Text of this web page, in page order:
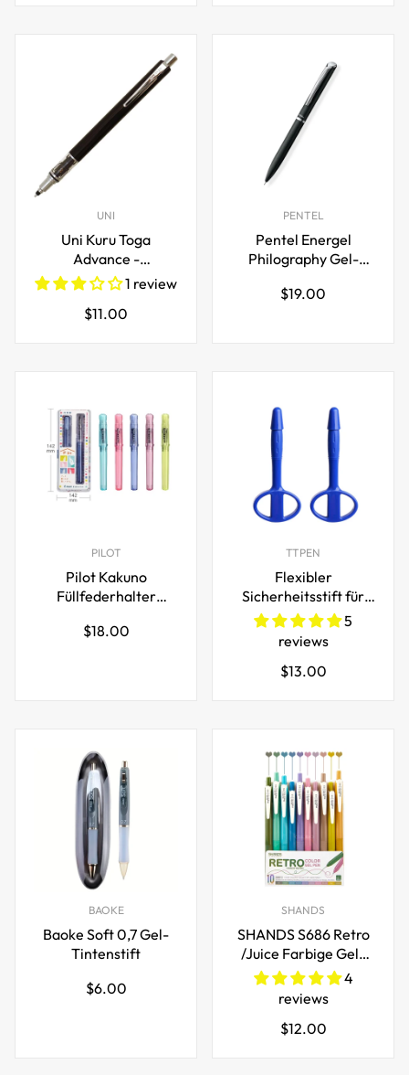
UNI
Uni Kuru Toga
Advance -
Automatischer
drehender Mine, 0,5
1 review
Regulärer
$11.00
PENTEL
Pentel Energel
Philography Gel-
Regulärer
$19.00
PILOT
Pilot Kakuno
Füllfederhalter
lächelndem Federkiel
Regulärer
$18.00
TTPEN
Flexibler
Sicherheitsstift für
psychische
Gesundheit,
Gefängnis, 5er-Pack
5
reviews
Regulärer
$13.00
BAOKE
Baoke Soft 0,7 Gel-
Tintenstift
Regulärer
$6.00
SHANDS
SHANDS S686 Retro
/Juice Farbige Gel-
Tintenstifte,
einziehbar 0,5 mm
4
reviews
Regulärer
$12.00